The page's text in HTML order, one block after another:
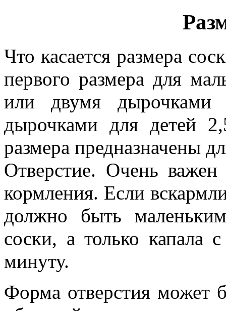
Что касается размера
первого размера для
или двумя
дырочками для детей
размера предназначены
Отверстие. Очень важен
кормления. Если
должно быть
соски, а только капала
минуту.
Форма отверстия может